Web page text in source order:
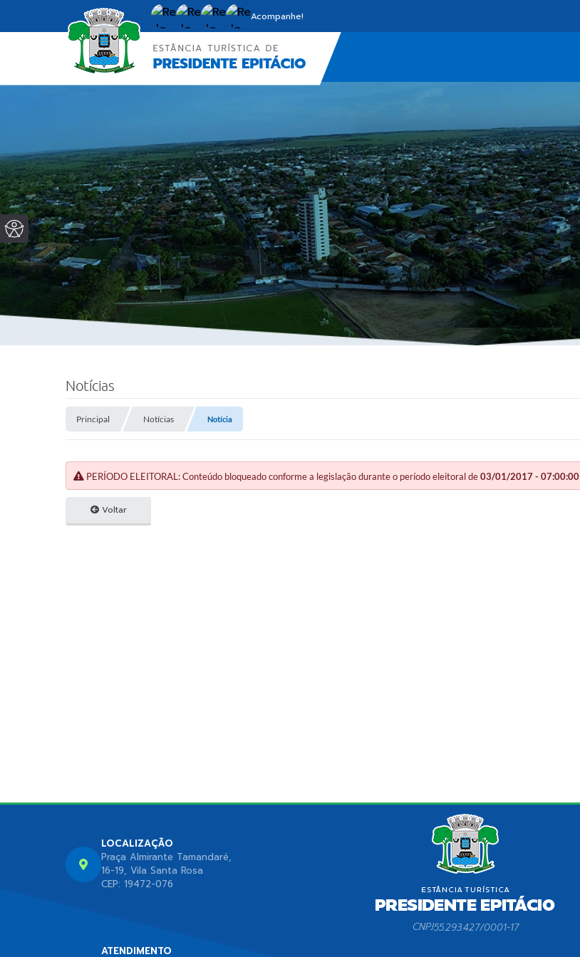
Acompanhe!
Notícias
Principal Notícias Notícia
PERÍODO ELEITORAL: Conteúdo bloqueado conforme a legislação durante o período eleitoral de03/01/2017 - 07:00:00
Voltar
LOCALIZAÇÃO
Praça Almirante Tamandaré,
16-19, Vila Santa Rosa
CEP: 19472-076
ATENDIMENTO
CNPJ55.293.427/0001-17